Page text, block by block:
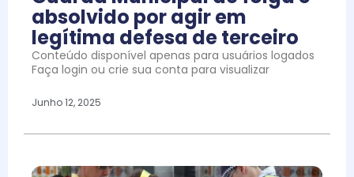
absolvido por agir em
legítima defesa de terceiro
Conteúdo disponível apenas para usuários logados
Faça login ou crie sua conta para visualizar
Junho 12, 2025